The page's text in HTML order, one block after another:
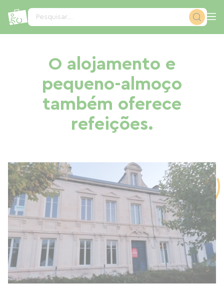
Pesquisar...
O alojamento e
pequeno-almoço
também oferece
refeições.
Painel de Gerenciamento de Cookies